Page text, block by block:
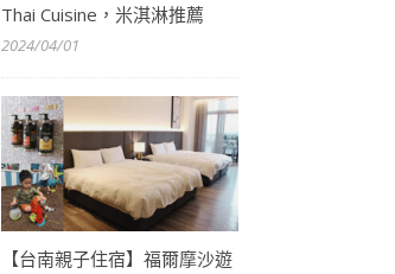
Thai Cuisine，米淇淋推薦
2024/04/01
【台南親子住宿】福爾摩沙遊